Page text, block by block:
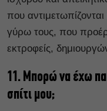
που
γύρω τους, που
εκτροφείς,
11. Μπορώ να έχω
σπίτι μου;